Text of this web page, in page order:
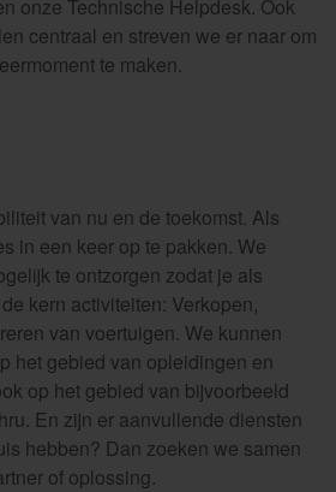
onze Technische Helpdesk. Ook
centraal en streven we er naar om
te maken.
van nu en de toekomst. Als
in een keer op te pakken. We
te ontzorgen zodat je als
kern activiteiten: Verkopen,
van voertuigen. We kunnen
het gebied van opleidingen en
op het gebied van bijvoorbeeld
En zijn er aanvullende diensten
hebben? Dan zoeken we samen
of oplossing.